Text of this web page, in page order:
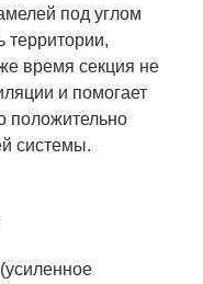
под углом
территории,
время секция не
и помогает
положительно
системы.